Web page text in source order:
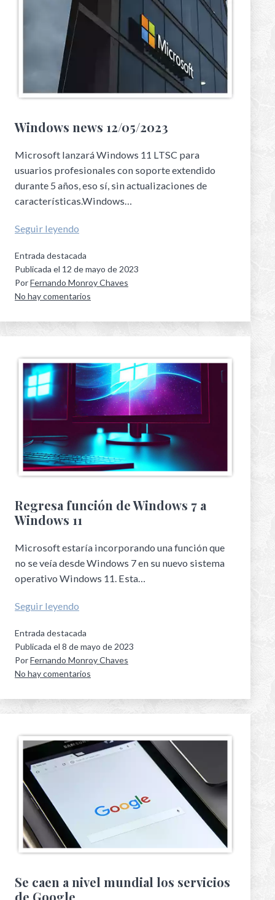
Windows news 12/05/2023
Microsoft lanzará Windows 11 LTSC para
usuarios profesionales con soporte extendido
durante 5 años, eso sí, sin actualizaciones de
características.Windows…
Seguir leyendo
Entrada destacada
Publicada el 12 de mayo de 2023
PorFernando Monroy Chaves
No hay comentarios
Regresa función de Windows 7 a
Windows 11
Microsoft estaría incorporando una función que
no se veía desde Windows 7 en su nuevo sistema
operativo Windows 11. Esta…
Seguir leyendo
Entrada destacada
Publicada el 8 de mayo de 2023
PorFernando Monroy Chaves
No hay comentarios
Se caen a nivel mundial los servicios